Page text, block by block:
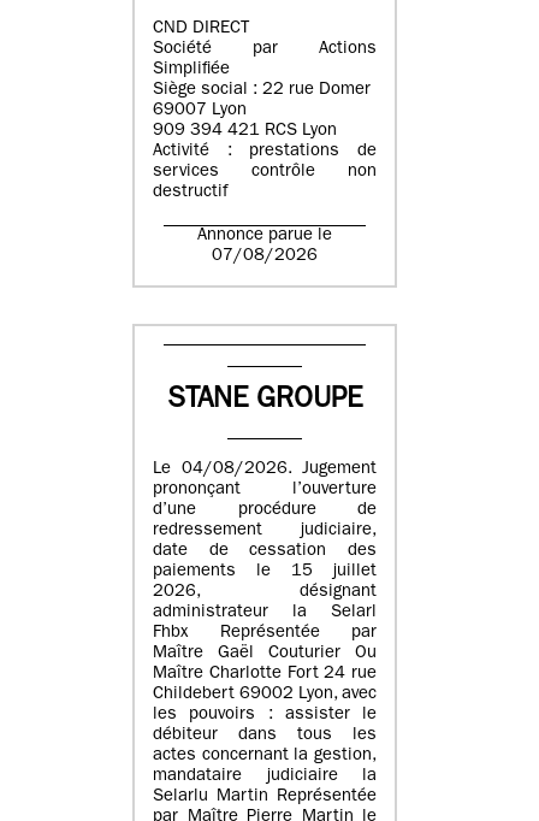
CND DIRECT
Société par Actions
Simplifiée
Siège social : 22 rue Domer
69007 Lyon
909 394 421 RCS Lyon
Activité : prestations de
services contrôle non
destructif
Annonce parue le
07/08/2026
STANE GROUPE
Le 04/08/2026. Jugement
prononçant l’ouverture
d’une procédure de
redressement judiciaire,
date de cessation des
paiements le 15 juillet
2026, désignant
administrateur la Selarl
Fhbx Représentée par
Maître Gaël Couturier Ou
Maître Charlotte Fort 24 rue
Childebert 69002 Lyon, avec
les pouvoirs : assister le
débiteur dans tous les
actes concernant la gestion,
mandataire judiciaire la
Selarlu Martin Représentée